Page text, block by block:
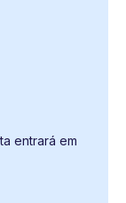
entrará em